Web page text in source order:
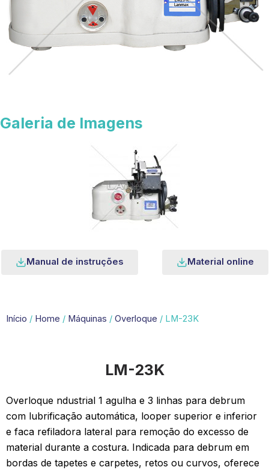
Galeria de Imagens
Manual de instruções Material online
Início / Home / Máquinas / Overloque / LM-23K
LM-23K
Overloque ndustrial 1 agulha e 3 linhas para debrum
com lubrificação automática, looper superior e inferior
e faca refiladora lateral para remoção do excesso de
material durante a costura. Indicada para debrum em
bordas de tapetes e carpetes, retos ou curvos, oferece